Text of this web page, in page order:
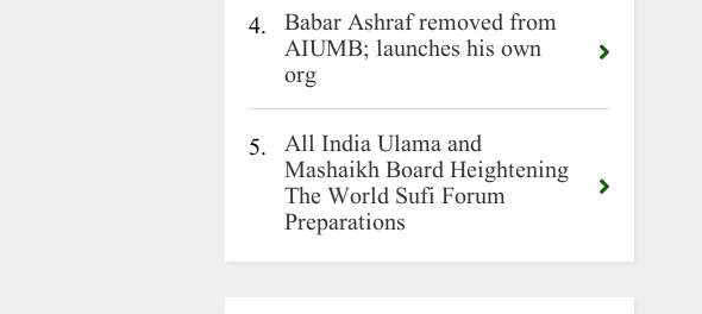
4. Babar Ashraf removed from
AIUMB; launches his own
org
5. All India Ulama and
Mashaikh Board Heightening
The World Sufi Forum
Preparations